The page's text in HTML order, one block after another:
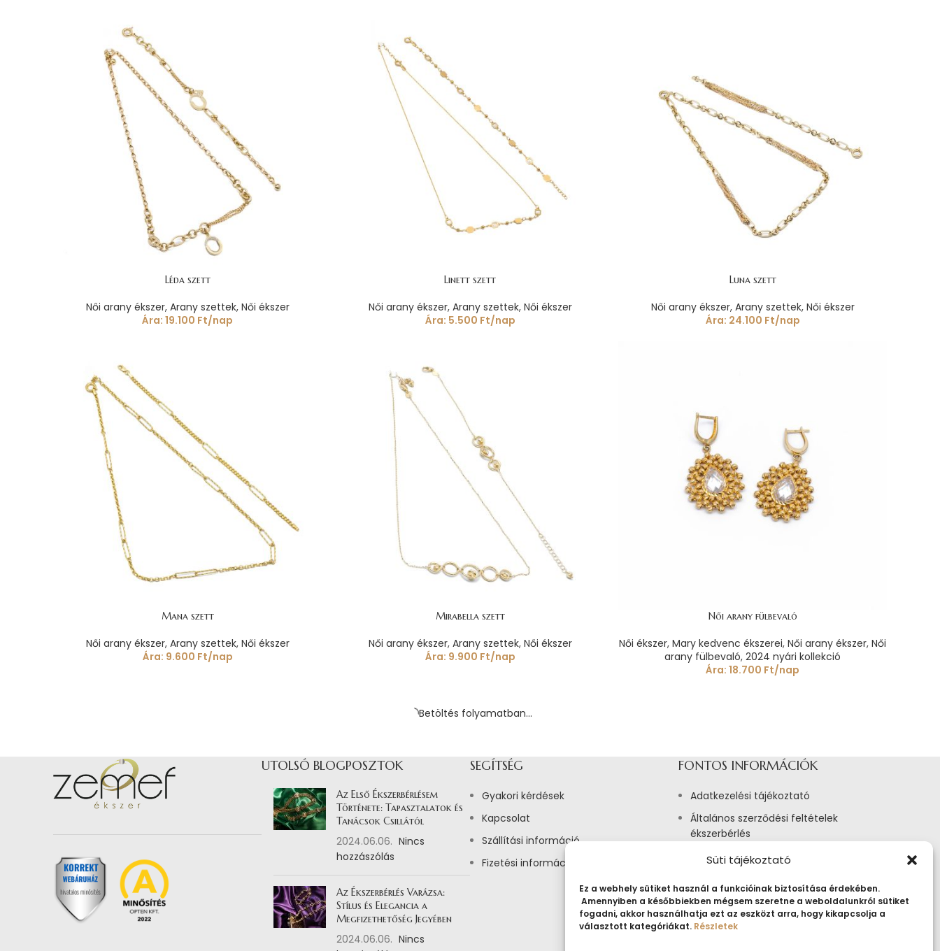
Süti tájékoztató
Ez a webhely sütiket használ a funkcióinak biztosítása érdekében.
Amennyiben a későbbiekben mégsem szeretne a weboldalunkról sütiket
fogadni, akkor használhatja ezt az eszközt arra, hogy kikapcsolja a
választott kategóriákat. Részletek
Léda szett
Női arany ékszer, Arany szettek, Női ékszer
Ára: 19.100 Ft/nap
Linett szett
Női arany ékszer, Arany szettek, Női ékszer
Ára: 5.500 Ft/nap
Luna szett
Női arany ékszer, Arany szettek, Női ékszer
Ára: 24.100 Ft/nap
Mana szett
Női arany ékszer, Arany szettek, Női ékszer
Ára: 9.600 Ft/nap
Mirabella szett
Női arany ékszer, Arany szettek, Női ékszer
Ára: 9.900 Ft/nap
Női arany fülbevaló
Női ékszer, Mary kedvenc ékszerei, Női arany ékszer, Női
arany fülbevaló, 2024 nyári kollekció
Ára: 18.700 Ft/nap